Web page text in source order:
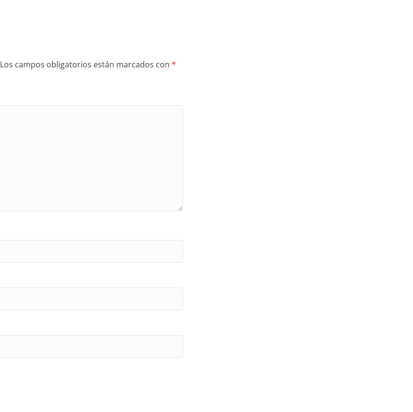
Los campos obligatorios están marcados con *